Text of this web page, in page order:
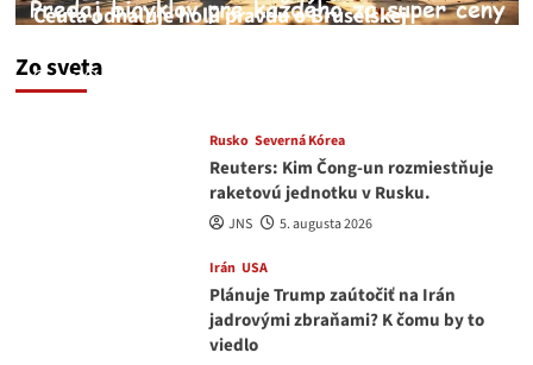
Zo sveta
Ceuta odhaľuje holú pravdu o Bruselskej
JNS
Rusko Severná Kórea
Reuters: Kim Čong-un rozmiestňuje
raketovú jednotku v Rusku.
JNS 5. augusta 2026
Irán USA
Plánuje Trump zaútočiť na Irán
jadrovými zbraňami? K čomu by to
viedlo